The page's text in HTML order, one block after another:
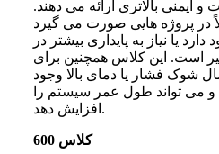
ایمنی بالاتری ارائه می دهند.
300 معمولاً در پروژه هایی صورت می گیرد
یا نیاز به پایداری بیشتر در
است. این کلاس همچنین برای
شوک فشار یا دمای بالا وجود
می تواند طول عمر سیستم را
افزایش دهد.
کلاس 600